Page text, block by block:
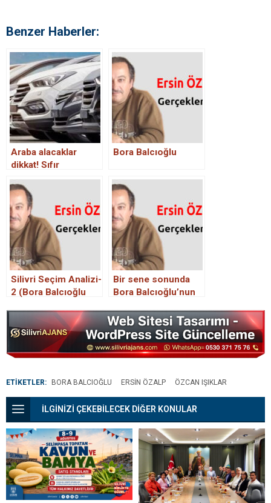
Benzer Haberler:
Araba alacaklar
dikkat! Sıfır
otomobile ‘euro’
zammı geliyor!
Listeler değişiyor,
tarih belli oldu…
Bora Balcıoğlu
Silivri Seçim Analizi-
2 (Bora Balcıoğlu
Bir sene sonunda
Bora Balcıoğlu’nun
ETİKETLER: BORA BALCIOĞLU ERSIN ÖZALP ÖZCAN IŞIKLAR
İLGİNİZİ ÇEKEBİLECEK DİĞER KONULAR